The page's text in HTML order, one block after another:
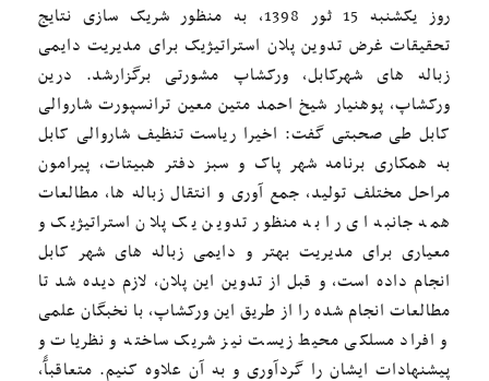
روز یکشنبه 15 ثور 1398، به منظور شریک سازی نتایج
تحقیقات غرض تدوین پلان استراتیژیک برای مدیریت دایمی
زباله های شهرکابل، ورکشاپ مشورتی برگزارشد. درین
ورکشاپ، پوهنیار شیخ احمد متین معین ترانسپورت شاروالی
کابل طی صحبتی گفت: اخیرا ریاست تنظیف شاروالی کابل
به همکاری برنامه شهر پاک و سبز دفتر هبیتات، پیرامون
مراحل مختلف تولید، جمع آوری و انتقال زباله ها، مطالعات
همه جانبه ای را به منظور تدوین یک پلان استراتیژیک و
معیاری برای مدیریت بهتر و دایمی زباله های شهر کابل
انجام داده است، و قبل از تدوین این پلان، لازم دیده شد تا
مطالعات انجام شده را از طریق این ورکشاپ، با نخبگان علمی
و افراد مسلکی محیط زیست نیز شریک ساخته و نظریات و
پیشنهادات ایشان را گردآوری و به آن علاوه کنیم. متعاقبآً،